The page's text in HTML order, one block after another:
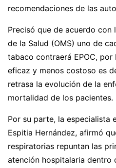
recomendaciones de las
Precisó que de acuerdo con
de la Salud (OMS) uno de
tabaco contraerá EPOC,
eficaz y menos costoso es
retrasa la evolución de la
mortalidad de los pacientes.
Por su parte, la especialista
Espitia Hernández, afirmó
respiratorias repuntan las
atención hospitalaria dentro